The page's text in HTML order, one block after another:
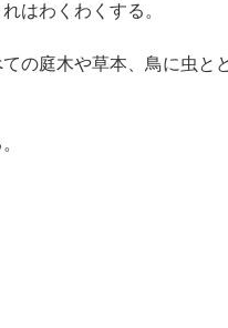
はわくわくする。
の庭木や草本、鳥に虫と